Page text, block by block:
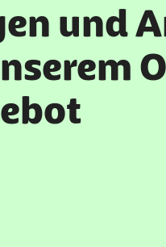
und
als